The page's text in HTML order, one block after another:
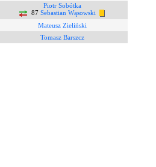
Piotr Sobótka
87 Sebastian Wąsowski
Mateusz Zieliński
Tomasz Barszcz